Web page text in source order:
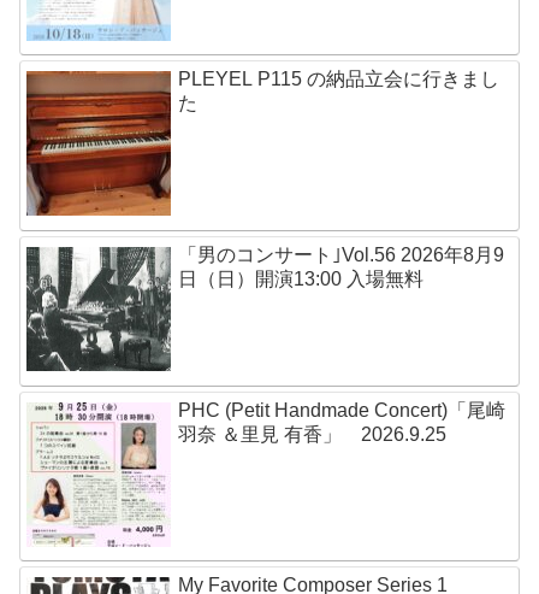
PLEYEL P115 の納品立会に行きまし
た
「男のコンサート｣Vol.56 2026年8月9
日（日）開演13:00 入場無料
PHC (Petit Handmade Concert)「尾崎
羽奈 ＆里見 有香」 2026.9.25
My Favorite Composer Series 1